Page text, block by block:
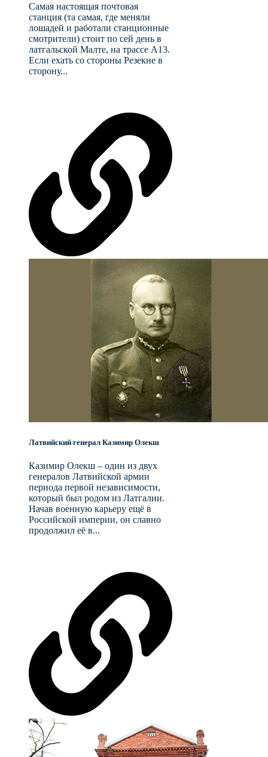
Самая настоящая почтовая
станция (та самая, где меняли
лошадей и работали станционные
смотрители) стоит по сей день в
латгальской Малте, на трассе A13.
Если ехать со стороны Резекне в
сторону...
Латвийский генерал Казимир Олекш
Казимир Олекш – один из двух
генералов Латвийской армии
периода первой независимости,
который был родом из Латгалии.
Начав военную карьеру ещё в
Российской империи, он славно
продолжил её в...